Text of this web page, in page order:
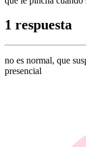
1 respuesta
no es normal, que
presencial